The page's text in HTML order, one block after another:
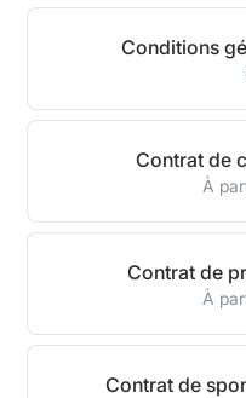
Conditions
Contrat de
À
Contrat de
À
Contrat de